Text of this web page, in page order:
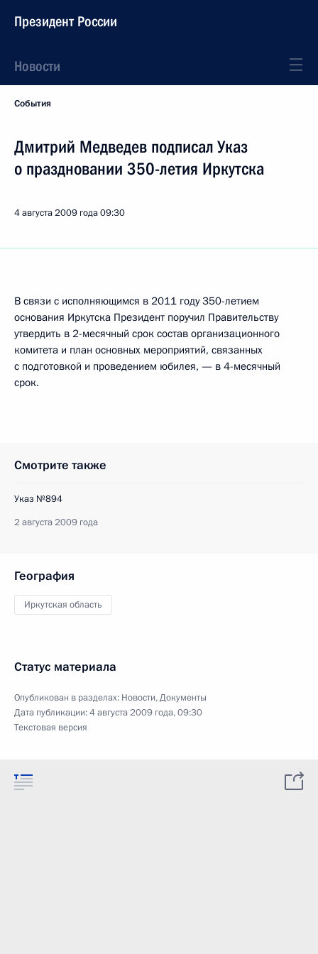
Президент России
Новости
События
Дмитрий Медведев подписал Указ
о праздновании 350-летия Иркутска
4 августа 2009 года09:30
В связи с исполняющимся в 2011 году 350-летием
основания Иркутска Президент поручил Правительству
утвердить в 2-месячный срок состав организационного
комитета и план основных мероприятий, связанных
с подготовкой и проведением юбилея, — в 4-месячный
срок.
Смотрите также
Указ №894
2 августа 2009 года
География
Иркутская область
Статус материала
Опубликован в разделах: Новости,Документы
Дата публикации:4 августа 2009 года, 09:30
Текстовая версия